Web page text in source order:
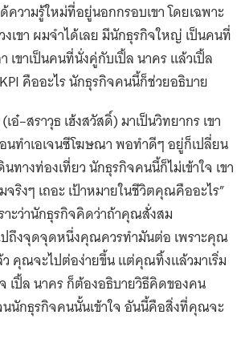
ความรู้ใหม่ที่อยู่นอกกรอบเขา โดยเฉพาะ
งเขา ผมจำได้เลย มีนักธุรกิจใหญ่ เป็นคนที่
เขาเป็นคนที่นั่งคู่กับเปิ้ล นาคร แล้วเปิ้ล
คืออะไร นักธุรกิจคนนี้ก็ช่วยอธิบาย
อ๋–สราวุธ เฮ้งสวัสดิ์) มาเป็นวิทยากร เขา
นทำเอเจนซีโฆษณา พอทำดีๆ อยู่ก็เปลี่ยน
ทางท่องเที่ยว นักธุรกิจคนนี้ก็ไม่เข้าใจ เขา
จริงๆ เถอะ เป้าหมายในชีวิตคุณคืออะไร”
าะว่านักธุรกิจคิดว่าถ้าคุณสั่งสม
ถึงจุดจุดหนึ่งคุณควรทำมันต่อ เพราะคุณ
ว คุณจะไปต่อง่ายขึ้น แต่คุณทิ้งแล้วมาเริ่ม
จ เปิ้ล นาคร ก็ต้องอธิบายวิธีคิดของคน
นนักธุรกิจคนนั้นเข้าใจ อันนี้คือสิ่งที่คุณจะ